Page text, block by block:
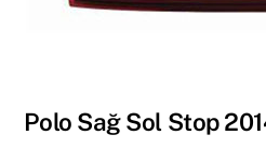
Polo Sağ Sol Stop